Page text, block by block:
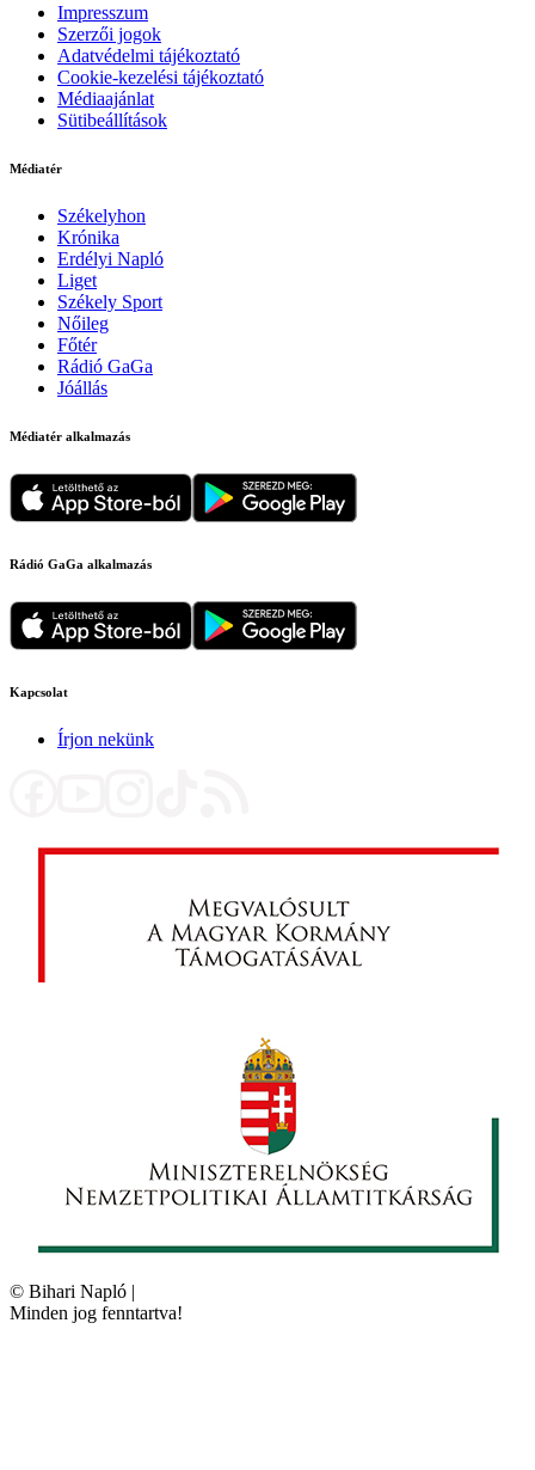
Impresszum
Szerzői jogok
Adatvédelmi tájékoztató
Cookie-kezelési tájékoztató
Médiaajánlat
Sütibeállítások
Médiatér
Székelyhon
Krónika
Erdélyi Napló
Liget
Székely Sport
Nőileg
Főtér
Rádió GaGa
Jóállás
Médiatér alkalmazás
Rádió GaGa alkalmazás
Kapcsolat
Írjon nekünk
© Bihari Napló |
Minden jog fenntartva!